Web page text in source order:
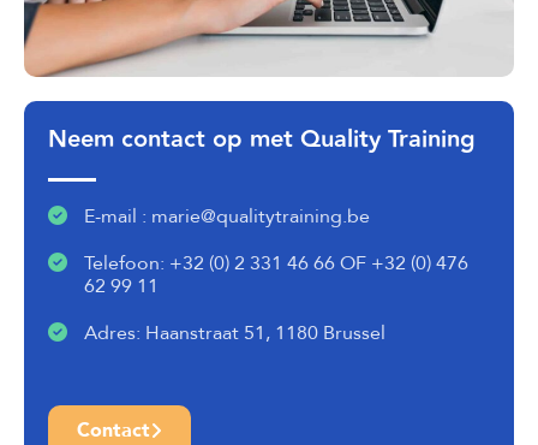
Neem contact op met Quality Training
E-mail : marie@qualitytraining.be
Telefoon: +32 (0) 2 331 46 66 OF +32 (0) 476
62 99 11
Adres: Haanstraat 51, 1180 Brussel
Contact